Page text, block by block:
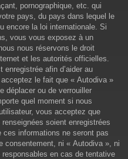
pornographique, etc. qui
pays, du pays dans lequel le
encore la loi internationale. Si
vous vous exposez à un
nous réservons le droit
et les autorités officielles.
enregistrée afin d’aider au
le fait que « Autodiva »
déplacer ou de verrouiller
quel moment si nous
vous acceptez que
soient enregistrées
ces informations ne seront pas
consentement, ni « Autodiva », ni
en cas de tentative